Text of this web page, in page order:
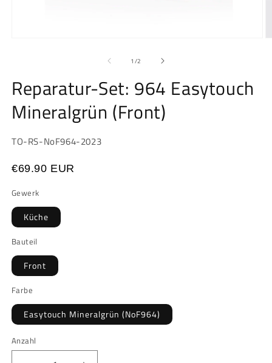
1 /von
2
Reparatur-Set: 964 Easytouch
Mineralgrün (Front)
SKU:
TO-RS-NoF964-2023
€69.90 EUR
Gewerk
Küche
Bauteil
Front
Farbe
Easytouch Mineralgrün (NoF964)
Anzahl
Anzahl